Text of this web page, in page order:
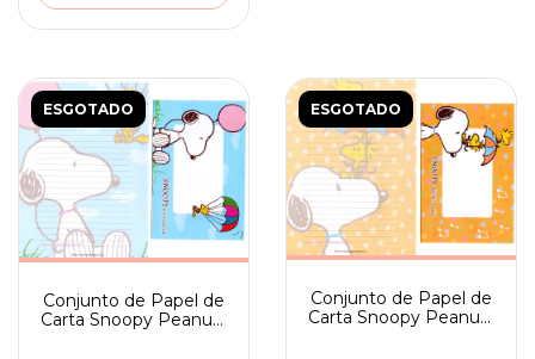
ESGOTADO
Conjunto de Papel de
Carta Snoopy Peanuts
ESGOTADO
Conjunto de Papel de
Carta Snoopy Peanuts